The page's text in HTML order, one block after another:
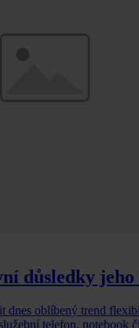
důsledky
dnes oblíbený trend
telefon, notebook